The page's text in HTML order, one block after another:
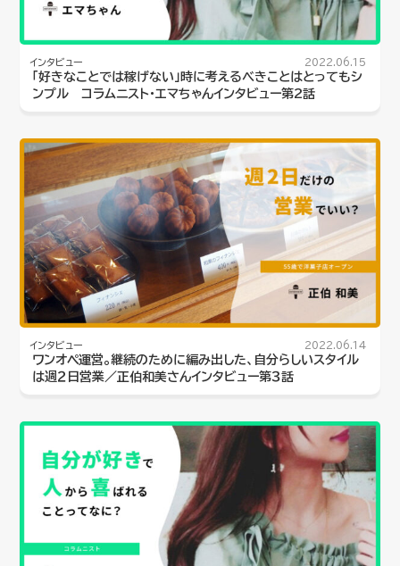
インタビュー 2022.06.15
「好きなことでは稼げない」時に考えるべきことはとってもシ
ンプル コラムニスト・エマちゃんインタビュー第2話
インタビュー 2022.06.14
ワンオペ運営。継続のために編み出した、自分らしいスタイル
は週２日営業／正伯和美さんインタビュー第３話